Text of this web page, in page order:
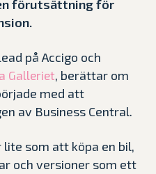
förutsättning för
på Accigo och
Galleriet, berättar om
med att
av Business Central.
lite som att köpa en bil,
och versioner som ett